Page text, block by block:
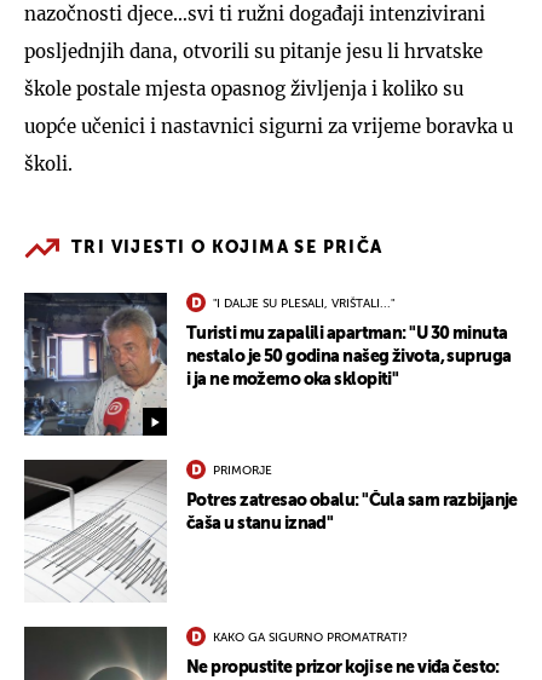
nazočnosti djece…svi ti ružni događaji intenzivirani
posljednjih dana, otvorili su pitanje jesu li hrvatske
škole postale mjesta opasnog življenja i koliko su
uopće učenici i nastavnici sigurni za vrijeme boravka u
školi.
TRI VIJESTI O KOJIMA SE PRIČA
"I DALJE SU PLESALI, VRIŠTALI..."
Turisti mu zapalili apartman: "U 30 minuta
nestalo je 50 godina našeg života, supruga
i ja ne možemo oka sklopiti"
PRIMORJE
Potres zatresao obalu: "Čula sam razbijanje
čaša u stanu iznad"
KAKO GA SIGURNO PROMATRATI?
Ne propustite prizor koji se ne viđa često: